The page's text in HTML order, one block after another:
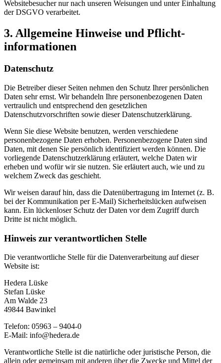
Websitebesucher nur nach unseren Weisungen und unter Einhaltung
der DSGVO verarbeitet.
3. Allgemeine Hinweise und Pflicht­
informationen
Datenschutz
Die Betreiber dieser Seiten nehmen den Schutz Ihrer persönlichen
Daten sehr ernst. Wir behandeln Ihre personenbezogenen Daten
vertraulich und entsprechend den gesetzlichen
Datenschutzvorschriften sowie dieser Datenschutzerklärung.
Wenn Sie diese Website benutzen, werden verschiedene
personenbezogene Daten erhoben. Personenbezogene Daten sind
Daten, mit denen Sie persönlich identifiziert werden können. Die
vorliegende Datenschutzerklärung erläutert, welche Daten wir
erheben und wofür wir sie nutzen. Sie erläutert auch, wie und zu
welchem Zweck das geschieht.
Wir weisen darauf hin, dass die Datenübertragung im Internet (z. B.
bei der Kommunikation per E-Mail) Sicherheitslücken aufweisen
kann. Ein lückenloser Schutz der Daten vor dem Zugriff durch
Dritte ist nicht möglich.
Hinweis zur verantwortlichen Stelle
Die verantwortliche Stelle für die Datenverarbeitung auf dieser
Website ist:
Hedera Lüske
Stefan Lüske
Am Walde 23
49844 Bawinkel
Telefon: 05963 – 9404-0
E-Mail: info@hedera.de
Verantwortliche Stelle ist die natürliche oder juristische Person, die
allein oder gemeinsam mit anderen über die Zwecke und Mittel der